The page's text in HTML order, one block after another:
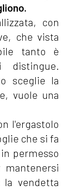
con
che vista
tanto è
distingue.
sceglie la
vuole una
l'ergastolo
che si fa
permesso
vendetta